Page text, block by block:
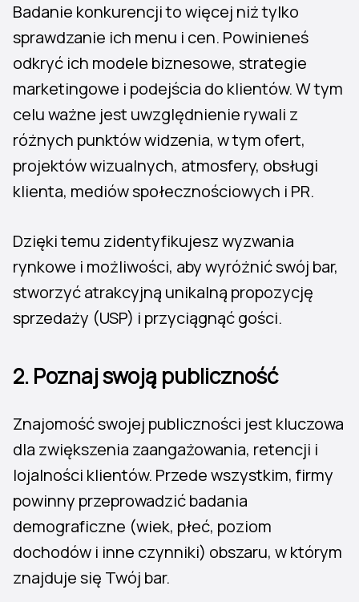
Badanie konkurencji to więcej niż tylko
sprawdzanie ich menu i cen. Powinieneś
odkryć ich modele biznesowe, strategie
marketingowe i podejścia do klientów. W tym
celu ważne jest uwzględnienie rywali z
różnych punktów widzenia, w tym ofert,
projektów wizualnych, atmosfery, obsługi
klienta, mediów społecznościowych i PR.
Dzięki temu zidentyfikujesz wyzwania
rynkowe i możliwości, aby wyróżnić swój bar,
stworzyć atrakcyjną unikalną propozycję
sprzedaży (USP) i przyciągnąć gości.
2.Poznaj swoją publiczność
Znajomość swojej publiczności jest kluczowa
dla zwiększenia zaangażowania, retencji i
lojalności klientów. Przede wszystkim, firmy
powinny przeprowadzić badania
demograficzne (wiek, płeć, poziom
dochodów i inne czynniki) obszaru, w którym
znajduje się Twój bar.